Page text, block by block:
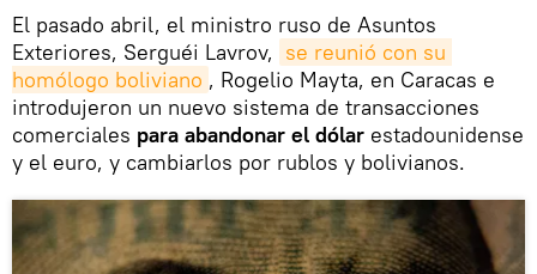
El pasado abril, el ministro ruso de Asuntos
Exteriores, Serguéi Lavrov, se reunió con su
homólogo boliviano , Rogelio Mayta, en Caracas e
introdujeron un nuevo sistema de transacciones
comerciales para abandonar el dólar estadounidense
y el euro, y cambiarlos por rublos y bolivianos.